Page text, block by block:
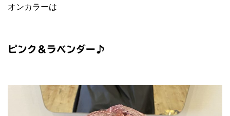
オンカラーは
ピンク＆ラベンダー♪